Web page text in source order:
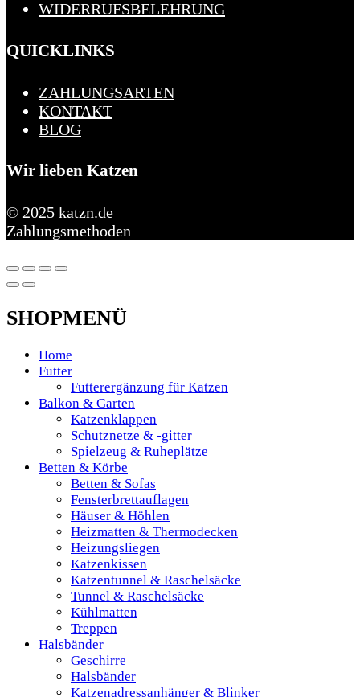
WIDERRUFSBELEHRUNG
QUICKLINKS
ZAHLUNGSARTEN
KONTAKT
BLOG
Wir lieben Katzen
© 2025 katzn.de
Zahlungsmethoden
SHOPMENÜ
Home
Futter
Futterergänzung für Katzen
Balkon & Garten
Katzenklappen
Schutznetze & -gitter
Spielzeug & Ruheplätze
Betten & Körbe
Betten & Sofas
Fensterbrettauflagen
Häuser & Höhlen
Heizmatten & Thermodecken
Heizungsliegen
Katzenkissen
Katzentunnel & Raschelsäcke
Tunnel & Raschelsäcke
Kühlmatten
Treppen
Halsbänder
Geschirre
Halsbänder
Katzenadressanhänger & Blinker